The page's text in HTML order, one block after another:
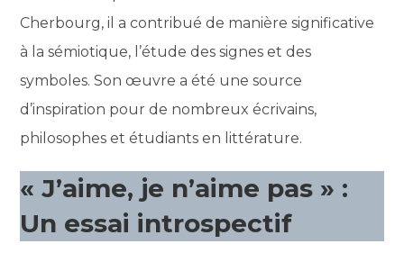
Cherbourg, il a contribué de manière significative
à la sémiotique, l’étude des signes et des
symboles. Son œuvre a été une source
d’inspiration pour de nombreux écrivains,
philosophes et étudiants en littérature.
« J’aime, je n’aime pas » :
Un essai introspectif